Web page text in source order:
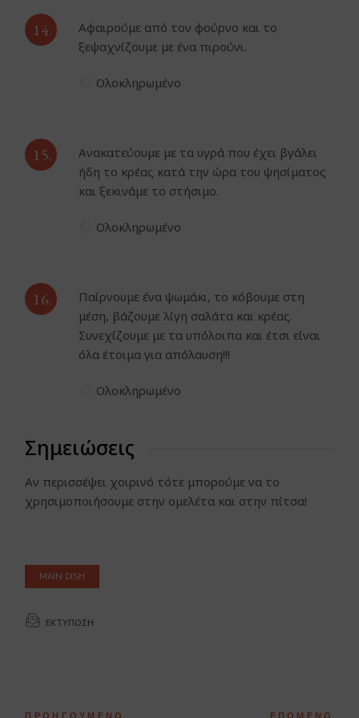
14.
Αφαιρούμε από τον φούρνο και το
ξεψαχνίζουμε με ένα πιρούνι.
Ολοκληρωμένο
15.
Ανακατεύουμε με τα υγρά που έχει βγάλει
ήδη το κρέας κατά την ώρα του ψησίματος
και ξεκινάμε το στήσιμο.
Ολοκληρωμένο
16.
Παίρνουμε ένα ψωμάκι, το κόβουμε στη
μέση, βάζουμε λίγη σαλάτα και κρέας.
Συνεχίζουμε με τα υπόλοιπα και έτσι είναι
όλα έτοιμα για απόλαυση!!!
Ολοκληρωμένο
Σημειώσεις
Αν περισσέψει χοιρινό τότε μπορούμε να το
χρησιμοποιήσουμε στην ομελέτα και στην πίτσα!
MAIN DISH
ΕΚΤΎΠΩΣΗ